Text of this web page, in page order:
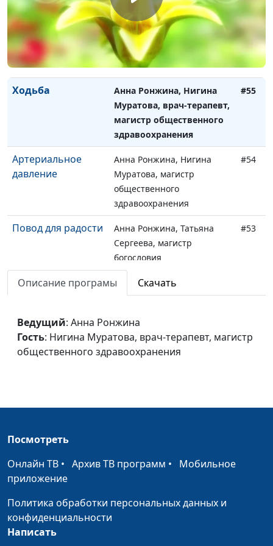
Почему мы так
любим сладкое?
Анна Ронжина, Нигина
Муратова, врач-терапевт,
магистр общественного
здравоохранения
#56
Ходьба
Анна Ронжина, Нигина
Муратова, врач-терапевт,
магистр общественного
здравоохранения
#55
Артериальное
давление
Анна Ронжина, Нигина
Муратова, магистр
общественного
здравоохранения
#54
Повод для радости
Анна Ронжина, Татьяна
Сергеева, магистр
богословия
#53
Внутреннее
Анна Ронжина, Татьяна
Сергеева, магистр
Сотрудничество с
Богом
Анна Ронжина, Татьяна
Сергеева, магистр
#51
Сергеева, магистр
Ложный страх
Сергеева, магистр
Ценность дружбы
Анна Ронжина, Татьяна
Описание програмы Скачать
Ведущий: Анна Ронжина
Гость: Нигина Муратова, врач-терапевт, магистр
общественного здравоохранения
Посмотреть
Онлайн ТВ • Архив ТВ программ • Мобильное
приложение
Политика обработки персональных данных и
конфиденциальности
Написать